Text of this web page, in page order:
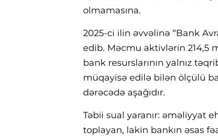
olmamasına.
2025-ci ilin əvvəlinə “Bank
edib. Məcmu aktivlərin 214,5
bank resurslarının yalnız
müqayisə edilə bilən ölçülü
dərəcədə aşağıdır.
Təbii sual yaranır: əməliyyat
toplayan, lakin bankın əsas